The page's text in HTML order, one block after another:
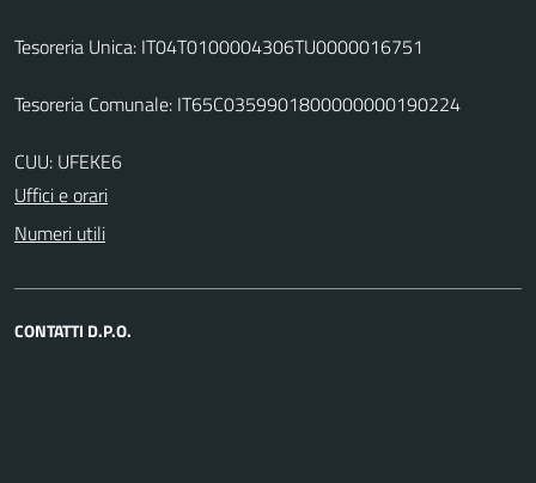
Tesoreria Unica: IT04T0100004306TU0000016751
Tesoreria Comunale: IT65C0359901800000000190224
CUU: UFEKE6
Uffici e orari
Numeri utili
CONTATTI D.P.O.